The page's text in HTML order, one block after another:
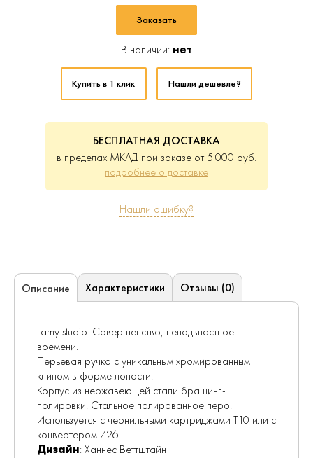
Заказать
В наличии: нет
Купить в 1 клик Нашли дешевле?
БЕСПЛАТНАЯ ДОСТАВКА
в пределах МКАД при заказе от 5'000 руб.
подробнее о доставке
Нашли ошибку?
Описание Характеристики Отзывы (0)
Lamy studio. Совершенство, неподвластное
времени.
Перьевая ручка с уникальным хромированным
клипом в форме лопасти.
Корпус из нержавеющей стали брашинг-
полировки. Стальное полированное перо.
Используется с чернильными картриджами Т10 или с
конвертером Z26.
Дизайн: Ханнес Веттштайн